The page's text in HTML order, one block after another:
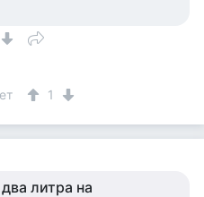
1
литра на